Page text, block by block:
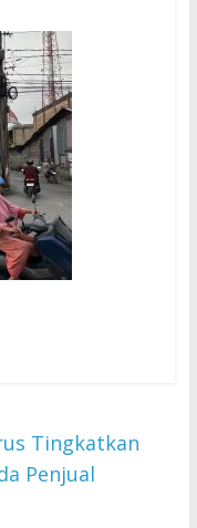
Tingkatkan
Penjual